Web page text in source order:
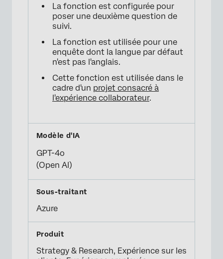
La fonction est configurée pour
poser une deuxième question de
suivi.
La fonction est utilisée pour une
enquête dont la langue par défaut
n'est pas l'anglais.
Cette fonction est utilisée dans le
cadre d'un projet consacré à
l'expérience collaborateur.
GPT-4o
(Open AI)
Azure
Strategy & Research, Expérience sur les